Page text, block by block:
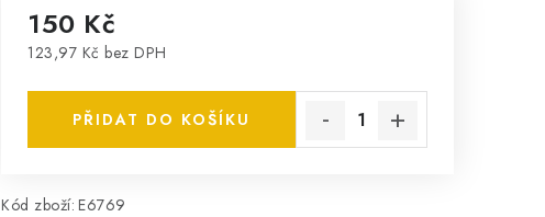
150 Kč
123,97 Kč bez DPH
PŘIDAT DO KOŠÍKU
Kód zboží: E6769